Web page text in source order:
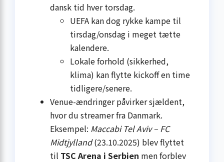
dansk tid hver torsdag.
UEFA kan dog rykke kampe til
tirsdag/onsdag i meget tætte
kalendere.
Lokale forhold (sikkerhed,
klima) kan flytte kickoff en time
tidligere/senere.
Venue-ændringer påvirker sjældent,
hvor du streamer fra Danmark.
Eksempel: Maccabi Tel Aviv – FC
Midtjylland(23.10.2025) blev flyttet
til TSC Arena i Serbien men forblev